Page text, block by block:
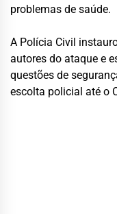
problemas de saúde.
A Polícia Civil
autores do ataque e
questões de
escolta policial até o